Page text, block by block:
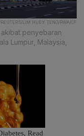
REUTERS/LIM HUEY TENG/RWA/CF
penyebaran
Lumpur, Malaysia,